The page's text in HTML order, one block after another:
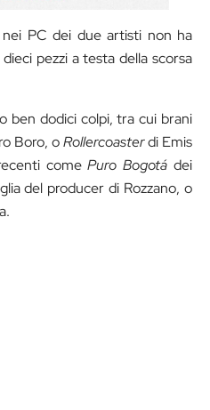
PC dei due artisti non ha
pezzi a testa della scorsa
ben dodici colpi, tra cui brani
Boro, oRollercoasterdi Emis
comePuro Bogotá dei
del producer di Rozzano, o